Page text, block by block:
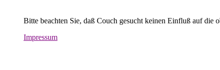
Bitte beachten Sie, daß Couch gesucht keinen Einfluß auf die
Impressum